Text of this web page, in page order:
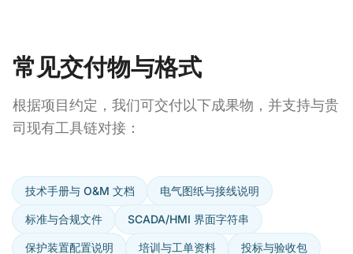
常见交付物与格式
根据项目约定，我们可交付以下成果物，并支持与贵
司现有工具链对接：
技术手册与 O&M 文档 电气图纸与接线说明
标准与合规文件 SCADA/HMI 界面字符串
保护装置配置说明 培训与工单资料 投标与验收包